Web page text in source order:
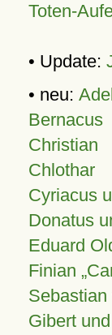
Toten-
• Update:
• neu:
Bernacus
Christian
Chlothar
Cyriacus
Donatus
Eduard
Finian
Gibert